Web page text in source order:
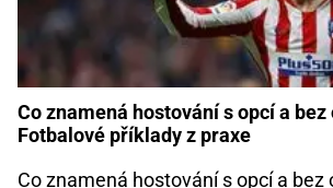
Co znamená hostování s opcí a bez
Fotbalové příklady z praxe
Co znamená hostování s opcí a bez